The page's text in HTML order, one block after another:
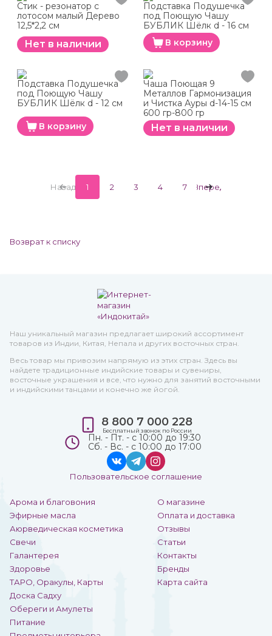
Стик - резонатор с
лотосом малый Дерево
12,5*2,2 см
Нет в наличии
Подставка Подушечка
под Поющую Чашу
БУБЛИК Шёлк d - 16 см
В корзину
Подставка Подушечка
под Поющую Чашу
БУБЛИК Шёлк d - 12 см
В корзину
Чаша Поющая 9
Металлов Гармонизация
и Чистка Ауры d-14-15 см
600 гр-800 гр
Нет в наличии
Назад 1 2 3 4 7 Вперед
Возврат к списку
Наш уникальный магазин предлагает широкий ассортимент
товаров из Индии, Китая, Непала и других восточных стран.
Весь товар мы привозим напрямую из этих стран. Здесь вы
найдете традиционные индийские товары и сувениры,
восточные украшения и все, что нужно для занятий восточными
и индийскими танцами и конечно же йогой.
Арома и благовония
Эфирные масла
Аюрведическая косметика
Свечи
Галантерея
Здоровье
ТАРО, Оракулы, Карты
Доска Садху
Обереги и Амулеты
Питание
О магазине
Оплата и доставка
Отзывы
Статьи
Контакты
Бренды
Карта сайта
8 800 7 000 228
Бесплатный звонок по России
Пн. - Пт. - с 10:00 до 19:30
Сб. - Вс. - с 10:00 до 17:00
Пользовательское соглашение